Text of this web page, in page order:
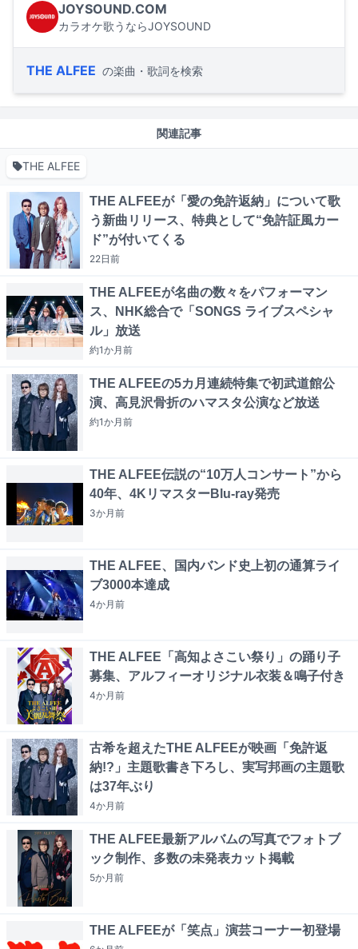
JOYSOUND.COM
カラオケ歌うならJOYSOUND
THE ALFEE の楽曲・歌詞を検索
関連記事
THE ALFEE
THE ALFEEが「愛の免許返納」について歌
う新曲リリース、特典として“免許証風カー
ド”が付いてくる
22日前
THE ALFEEが名曲の数々をパフォーマン
ス、NHK総合で「SONGS ライブスペシャ
ル」放送
約1か月前
THE ALFEEの5カ月連続特集で初武道館公
演、高見沢骨折のハマスタ公演など放送
約1か月前
THE ALFEE伝説の“10万人コンサート”から
40年、4KリマスターBlu-ray発売
3か月前
THE ALFEE、国内バンド史上初の通算ライ
ブ3000本達成
4か月前
THE ALFEE「高知よさこい祭り」の踊り子
募集、アルフィーオリジナル衣装＆鳴子付き
4か月前
古希を超えたTHE ALFEEが映画「免許返
納!?」主題歌書き下ろし、実写邦画の主題歌
は37年ぶり
4か月前
THE ALFEE最新アルバムの写真でフォトブ
ック制作、多数の未発表カット掲載
5か月前
THE ALFEEが「笑点」演芸コーナー初登場